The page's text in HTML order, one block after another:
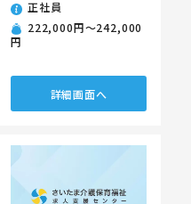
正社員
222,000円〜242,000
円
詳細画面へ